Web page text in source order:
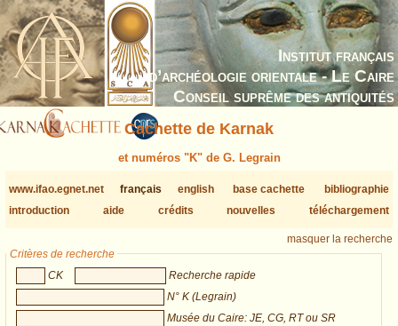
Institut français
d’archéologie orientale - Le Caire
Conseil suprême des antiquités
Cachette de Karnak
et numéros "K" de G. Legrain
www.ifao.egnet.net français english base cachette
bibliographie
introduction
aide crédits nouvelles téléchargement
masquer la recherche
Critères de recherche
CK
Recherche rapide
N° K (Legrain)
Musée du Caire: JE, CG, RT ou SR